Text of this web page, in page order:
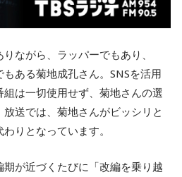
ながら、ラッパーでもあり、
ある菊地成孔さん。SNSを活用
は一切使用せず、菊地さんの選
送では、菊地さんがビッシリと
りとなっています。
が近づくたびに「改編を乗り越